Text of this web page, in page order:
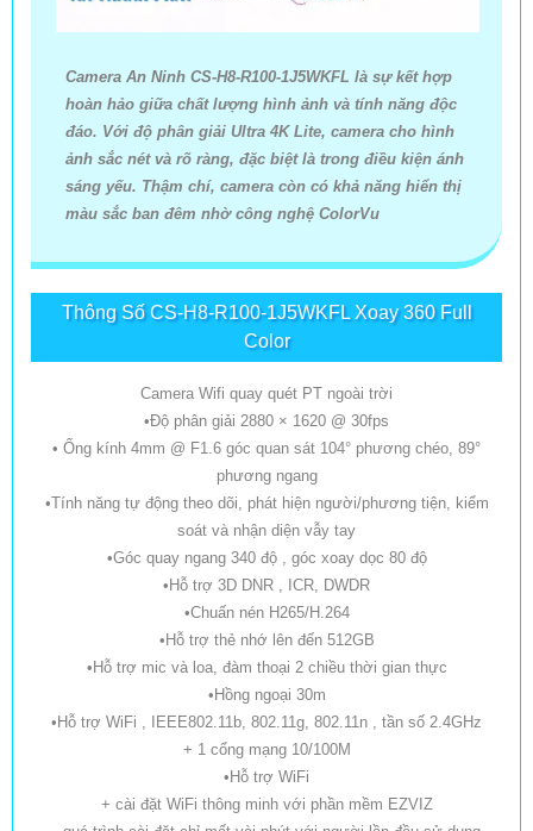
Camera An Ninh CS-H8-R100-1J5WKFL là sự kết hợp
hoàn hảo giữa chất lượng hình ảnh và tính năng độc
đáo. Với độ phân giải Ultra 4K Lite, camera cho hình
ảnh sắc nét và rõ ràng, đặc biệt là trong điều kiện ánh
sáng yếu. Thậm chí, camera còn có khả năng hiển thị
màu sắc ban đêm nhờ công nghệ ColorVu
Thông Số CS-H8-R100-1J5WKFL Xoay 360 Full
Color
Camera Wifi quay quét PT ngoài trời
•Độ phân giải 2880 × 1620 @ 30fps
• Ống kính 4mm @ F1.6 góc quan sát 104° phương chéo, 89°
phương ngang
•Tính năng tự động theo dõi, phát hiện người/phương tiện, kiểm
soát và nhận diện vẫy tay
•Góc quay ngang 340 độ , góc xoay dọc 80 độ
•Hỗ trợ 3D DNR , ICR, DWDR
•Chuấn nén H265/H.264
•Hỗ trợ thẻ nhớ lên đến 512GB
•Hỗ trợ mic và loa, đàm thoại 2 chiều thời gian thực
•Hồng ngoại 30m
•Hỗ trợ WiFi , IEEE802.11b, 802.11g, 802.11n , tần số 2.4GHz
+ 1 cổng mạng 10/100M
•Hỗ trợ WiFi
+ cài đặt WiFi thông minh với phần mềm EZVIZ